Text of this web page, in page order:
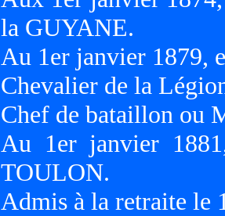
la GUYANE.
Au 1er janvier 1879,
Chevalier de la
Chef de bataillon ou
Au 1er janvier
TOULON.
Admis à la retraite le